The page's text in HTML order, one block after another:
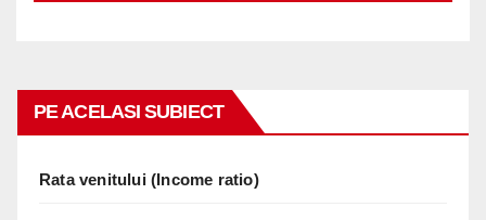
PE ACELASI SUBIECT
Rata venitului (Income ratio)